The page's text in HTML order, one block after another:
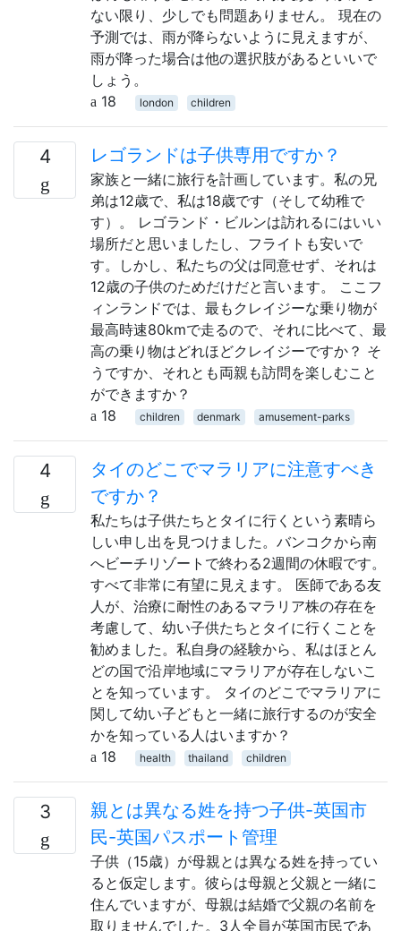
ない限り、少しでも問題ありません。 現在の
予測では、雨が降らないように見えますが、
雨が降った場合は他の選択肢があるといいで
しょう。
18
london children
4 レゴランドは子供専用ですか？
家族と一緒に旅行を計画しています。私の兄
弟は12歳で、私は18歳です（そして幼稚で
す）。 レゴランド・ビルンは訪れるにはいい
場所だと思いましたし、フライトも安いで
す。しかし、私たちの父は同意せず、それは
12歳の子供のためだけだと言います。 ここフ
ィンランドでは、最もクレイジーな乗り物が
最高時速80kmで走るので、それに比べて、最
高の乗り物はどれほどクレイジーですか？ そ
うですか、それとも両親も訪問を楽しむこと
ができますか？
18
children denmark amusement-parks
4
タイのどこでマラリアに注意すべき
ですか？
私たちは子供たちとタイに行くという素晴ら
しい申し出を見つけました。バンコクから南
へビーチリゾートで終わる2週間の休暇です。
すべて非常に有望に見えます。 医師である友
人が、治療に耐性のあるマラリア株の存在を
考慮して、幼い子供たちとタイに行くことを
勧めました。私自身の経験から、私はほとん
どの国で沿岸地域にマラリアが存在しないこ
とを知っています。 タイのどこでマラリアに
関して幼い子どもと一緒に旅行するのが安全
かを知っている人はいますか？
18
health thailand children
3
親とは異なる姓を持つ子供-英国市
民-英国パスポート管理
子供（15歳）が母親とは異なる姓を持ってい
ると仮定します。彼らは母親と父親と一緒に
住んでいますが、母親は結婚で父親の名前を
取りませんでした。3人全員が英国市民であ